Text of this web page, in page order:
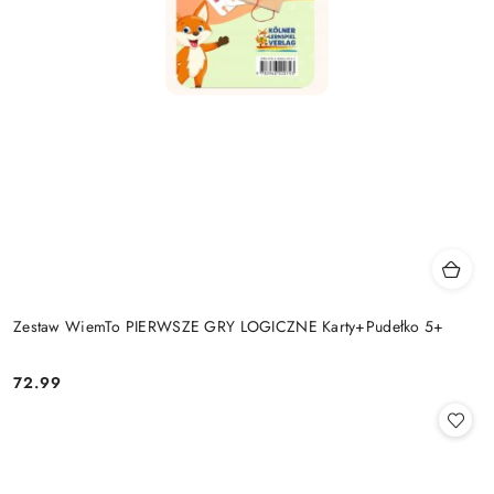
Zestaw WiemTo PIERWSZE GRY LOGICZNE Karty+Pudełko 5+
Cena:
72.99